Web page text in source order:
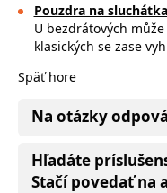
Pouzdra na sluchátka
U bezdrátových může
klasických se zase
Späť hore
Na otázky
Hľadáte
Stačí povedať na